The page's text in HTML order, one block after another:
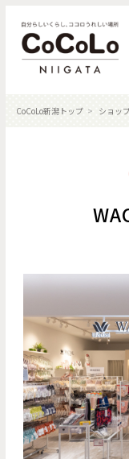
CoCoLo新潟トップ ショッ